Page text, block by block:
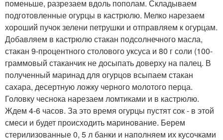
поменьше, разрезаем вдоль пополам. Складываем
подготовленные огурцы в кастрюлю. Мелко нарезаем
хороший пучок зелени петрушки и отправляем к огурцам.
Добавляем в кастрюлю стакан подсолнечного масла,
стакан 9-процентного столового уксуса и 80 г соли (100-
граммовый стаканчик не досыпать доверху на палец. В
полученный маринад для огурцов всыпаем стакан
сахара, десертную ложку черного молотого перца.
Головку чеснока нарезаем ломтиками и в кастрюлю.
Ждем 4-6 часов. За это время огурцы пустят сок - в этой
смеси и будет происходить маринование. Берем
стерилизованные 0, 5 л банки и наполняем их кусочками